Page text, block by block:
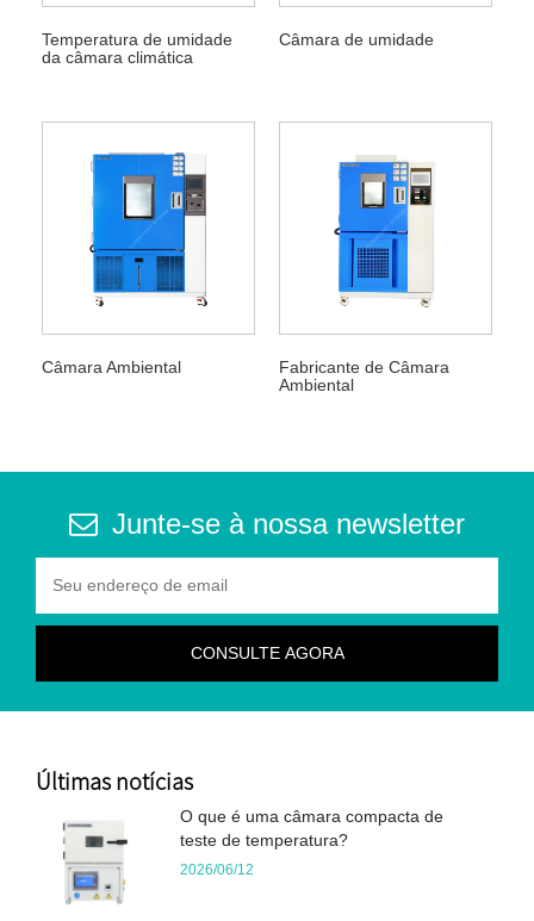
Temperatura de umidade
da câmara climática
Câmara de umidade
Câmara Ambiental
Fabricante de Câmara
Ambiental
Junte-se à nossa newsletter
Últimas notícias
O que é uma câmara compacta de
teste de temperatura?
2026/06/12